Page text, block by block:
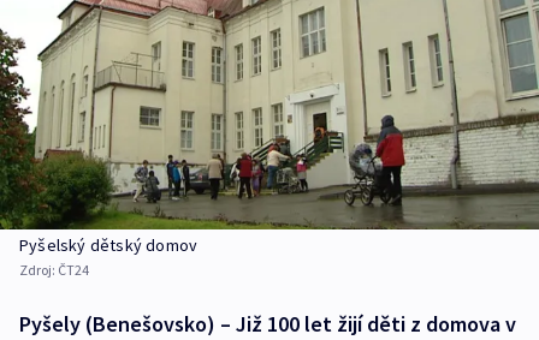
Pyšelský dětský domov
Zdroj: ČT24
Pyšely (Benešovsko) – Již 100 let žijí děti z domova v